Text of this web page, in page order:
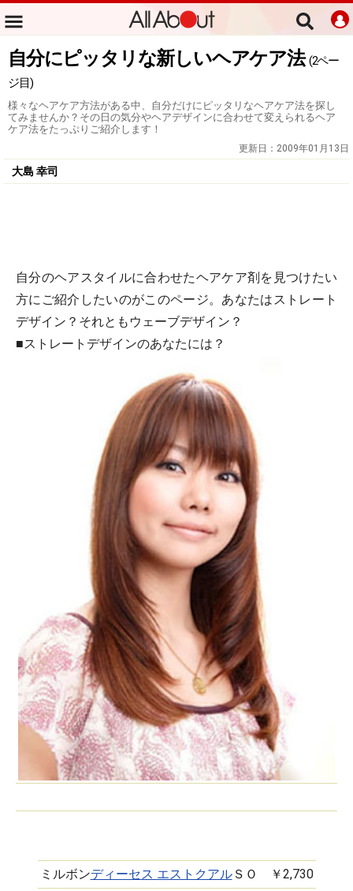
自分にピッタリな新しいヘアケア法 (2ペー
ジ目)
様々なヘアケア方法がある中、自分だけにピッタリなヘアケア法を探し
てみませんか？その日の気分やヘアデザインに合わせて変えられるヘア
ケア法をたっぷりご紹介します！
更新日： 2009年01月13日
大島 幸司
自分のヘアスタイルに合わせたヘアケア剤を見つけたい
方にご紹介したいのがこのページ。あなたはストレート
デザイン？それともウェーブデザイン？
■ストレートデザインのあなたには？
ミルボンディーセス エストクアルＳＯ ￥2,730